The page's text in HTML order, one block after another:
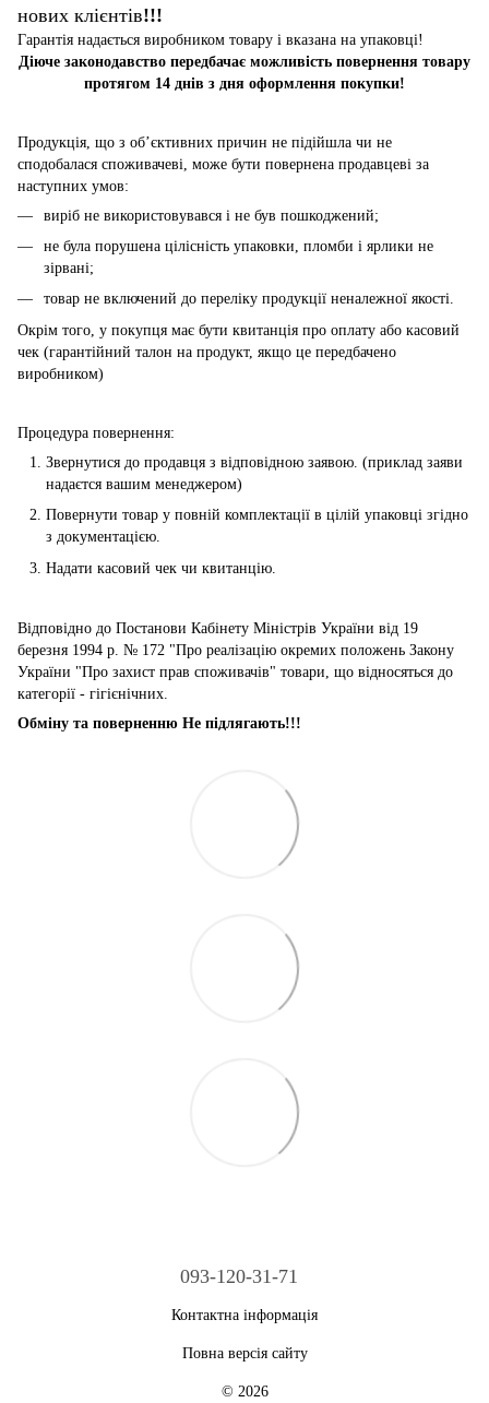
нових клієнтів!!!
Гарантія надається виробником товару і вказана на упаковці!
Діюче законодавство передбачає можливість повернення товару
протягом 14 днів з дня оформлення покупки!
Продукція, що з об’єктивних причин не підійшла чи не
сподобалася споживачеві, може бути повернена продавцеві за
наступних умов:
виріб не використовувався і не був пошкоджений;
не була порушена цілісність упаковки, пломби і ярлики не
зірвані;
товар не включений до переліку продукції неналежної якості.
Окрім того, у покупця має бути квитанція про оплату або касовий
чек (гарантійний талон на продукт, якщо це передбачено
виробником)
Процедура повернення:
Звернутися до продавця з відповідною заявою. (приклад заяви
надаєтся вашим менеджером)
Повернути товар у повній комплектації в цілій упаковці згідно
з документацією.
Надати касовий чек чи квитанцію.
Відповідно до Постанови Кабінету Міністрів України від 19
березня 1994 р. № 172 "Про реалізацію окремих положень Закону
України "Про захист прав споживачів" товари, що відносяться до
категорії - гігієнічних.
Обміну та поверненню Не підлягають!!!
093-120-31-71
Контактна інформація
Повна версія сайту
© 2026